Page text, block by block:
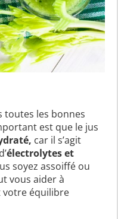
toutes les bonnes
est que le jus
car il s’agit
électrolytes et
soyez assoiffé ou
vous aider à
équilibre